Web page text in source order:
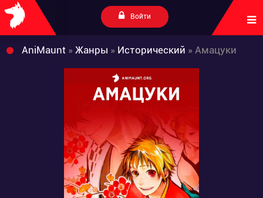
Войти
AniMaunt » Жанры » Исторический » Амацуки